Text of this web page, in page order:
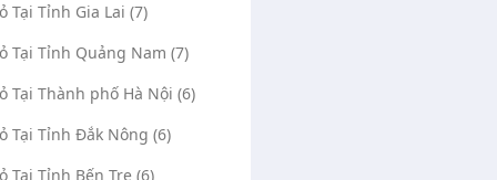
Tại Tỉnh Gia Lai (7)
Tại Tỉnh Quảng Nam (7)
Tại Thành phố Hà Nội (6)
Tại Tỉnh Đắk Nông (6)
Tại Tỉnh Bến Tre (6)